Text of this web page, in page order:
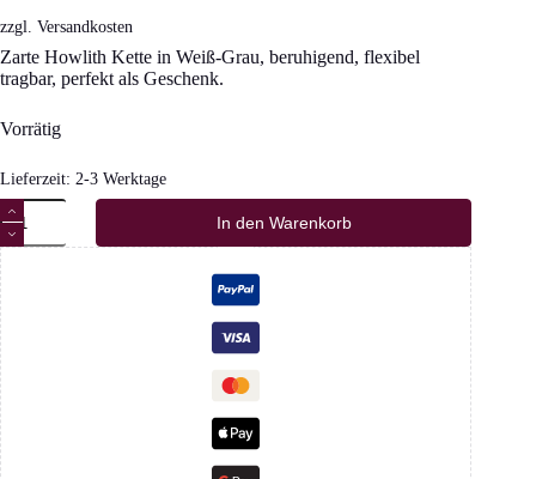
zzgl. Versandkosten
Zarte Howlith Kette in Weiß-Grau, beruhigend, flexibel
tragbar, perfekt als Geschenk.
Vorrätig
Lieferzeit: 2-3 Werktage
Zarte
Howlith
Kette
in
Weiß-
Grau
Menge
In den Warenkorb